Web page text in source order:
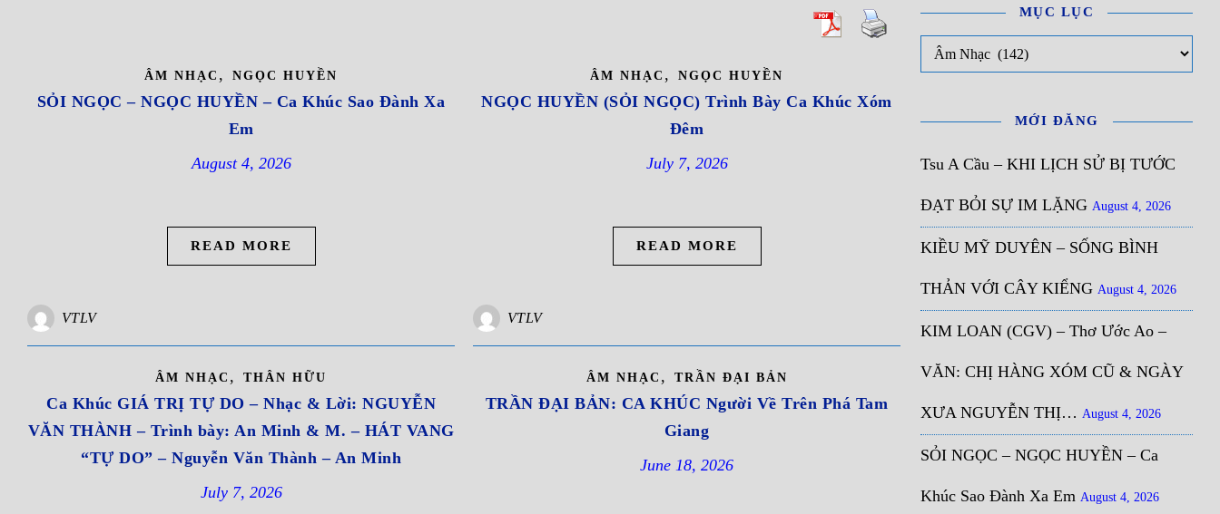
ÂM NHẠC , NGỌC HUYỀN
SỎI NGỌC – NGỌC HUYỀN – Ca Khúc Sao Đành Xa
Em
August 4, 2026
READ MORE
VTLV
ÂM NHẠC , NGỌC HUYỀN
NGỌC HUYỀN (SỎI NGỌC) Trình Bày Ca Khúc Xóm
Đêm
July 7, 2026
READ MORE
VTLV
ÂM NHẠC , THÂN HỮU
Ca Khúc GIÁ TRỊ TỰ DO – Nhạc & Lời: NGUYỄN
VĂN THÀNH – Trình bày: An Minh & M. – HÁT VANG
“TỰ DO” – Nguyễn Văn Thành – An Minh
July 7, 2026
ÂM NHẠC , TRẦN ĐẠI BẢN
TRẦN ĐẠI BẢN: CA KHÚC Người Về Trên Phá Tam
Giang
June 18, 2026
MỤC LỤC
Mục Lục
MỚI ĐĂNG
Tsu A Cầu – KHI LỊCH SỬ BỊ TƯỚC
ĐẠT BỎI SỰ IM LẶNG August 4, 2026
KIỀU MỸ DUYÊN – SỐNG BÌNH
THẢN VỚI CÂY KIỂNG August 4, 2026
KIM LOAN (CGV) – Thơ Ước Ao –
VĂN: CHỊ HÀNG XÓM CŨ & NGÀY
XƯA NGUYỄN THỊ… August 4, 2026
SỎI NGỌC – NGỌC HUYỀN – Ca
Khúc Sao Đành Xa Em August 4, 2026